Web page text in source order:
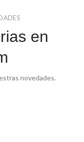
en
novedades.